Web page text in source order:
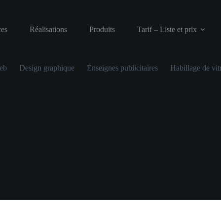
Réalisations Produits Tarif – Liste et prix
Design graphique Enseignes publicitaires Habillage de